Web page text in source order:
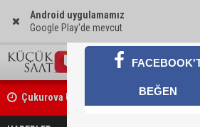
Android uygulamamız
Google Play'de mevcut
Çukurova Üniversitesi’nde Ar-Ge ve
Seyhan’da gıda işletmelerine sıkı denetim
BEĞEN